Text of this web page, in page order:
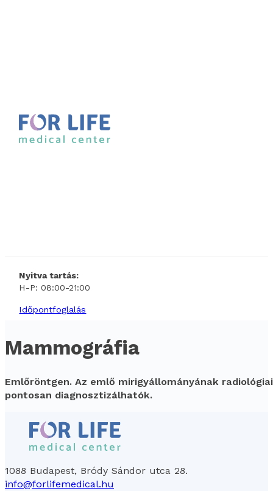
Nyitva tartás:
H-P: 08:00-21:00
Időpontfoglalás
Mammográfia
Emlőröntgen. Az emlő mirigyállományának
pontosan diagnosztizálhatók.
1088 Budapest, Bródy Sándor utca 28.
info@forlifemedical.hu